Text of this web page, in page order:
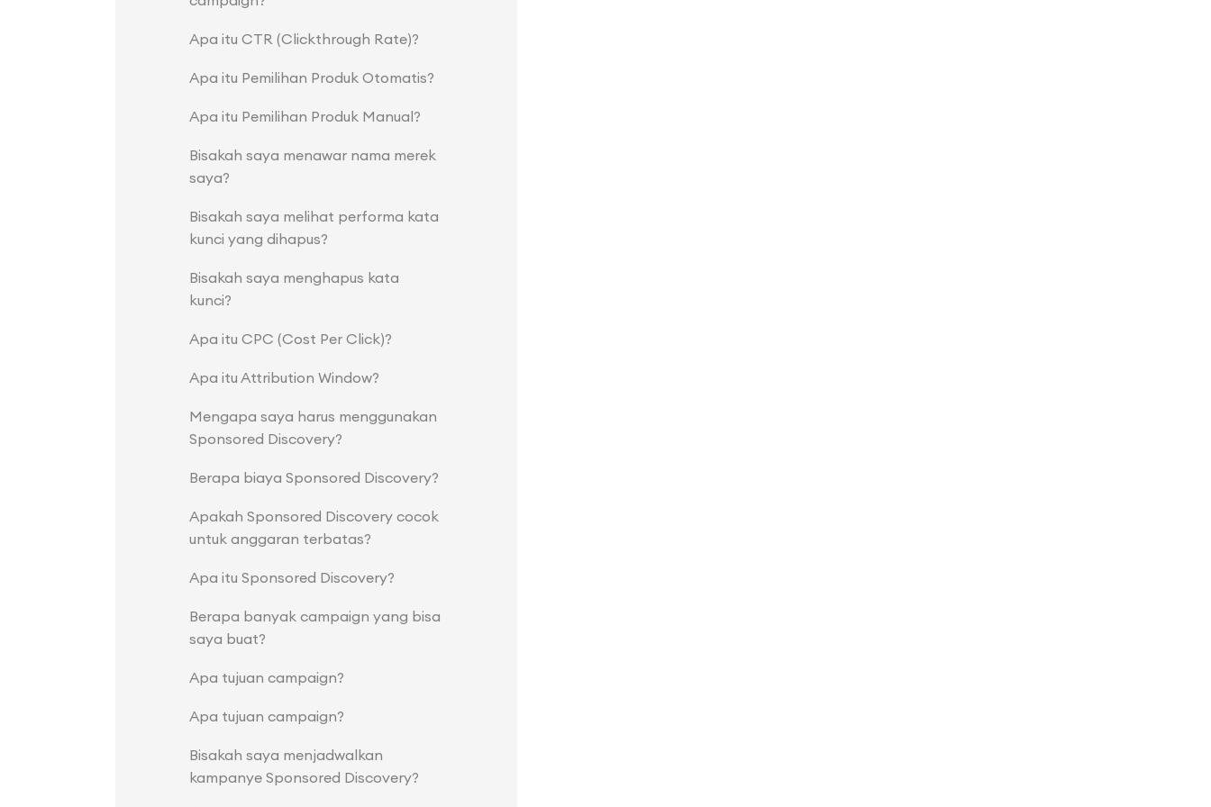
Apa itu CTR (Clickthrough Rate)?
Apa itu Pemilihan Produk Otomatis?
Apa itu Pemilihan Produk Manual?
Bisakah saya menawar nama merek
saya?
Bisakah saya melihat performa kata
kunci yang dihapus?
Bisakah saya menghapus kata
kunci?
Apa itu CPC (Cost Per Click)?
Apa itu Attribution Window?
Mengapa saya harus menggunakan
Sponsored Discovery?
Berapa biaya Sponsored Discovery?
Apakah Sponsored Discovery cocok
untuk anggaran terbatas?
Apa itu Sponsored Discovery?
Berapa banyak campaign yang bisa
saya buat?
Apa tujuan campaign?
Apa tujuan campaign?
Bisakah saya menjadwalkan
kampanye Sponsored Discovery?